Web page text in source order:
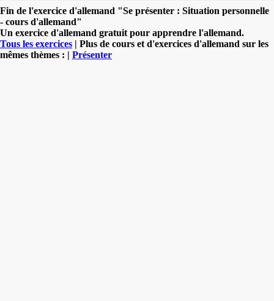
Fin de l'exercice d'allemand "Se présenter : Situation personnelle
- cours d'allemand"
Un exercice d'allemand gratuit pour apprendre l'allemand.
Tous les exercices | Plus de cours et d'exercices d'allemand sur les
mêmes thèmes : | Présenter